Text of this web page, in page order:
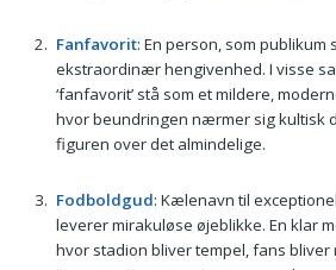
Fanfavorit: En person, som publikum
ekstraordinær hengivenhed. I visse
‘fanfavorit’ stå som et mildere,
hvor beundringen nærmer sig kultisk
figuren over det almindelige.
Fodboldgud: Kælenavn til
leverer mirakuløse øjeblikke. En klar
hvor stadion bliver tempel, fans bliver